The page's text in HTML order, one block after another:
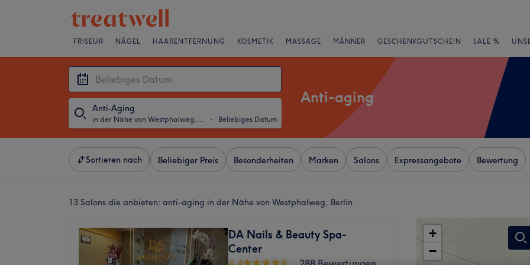
FRISEUR NÄGEL HAARENTFERNUNG KOSMETIK MASSAGE MÄNNER GESCHENKGUTSCHEIN SALE %
Anti-Aging
in der Nähe von Westphalweg, Berlin ・ Beliebiges Datum
Anti-aging
Sortieren nach Beliebiger Preis Besonderheiten Marken Salons Expressangebote Bewertung
13 Salons die anbieten: anti-aging in der Nähe von Westphalweg, Berlin
DA Nails & Beauty Spa-
Center
+
−